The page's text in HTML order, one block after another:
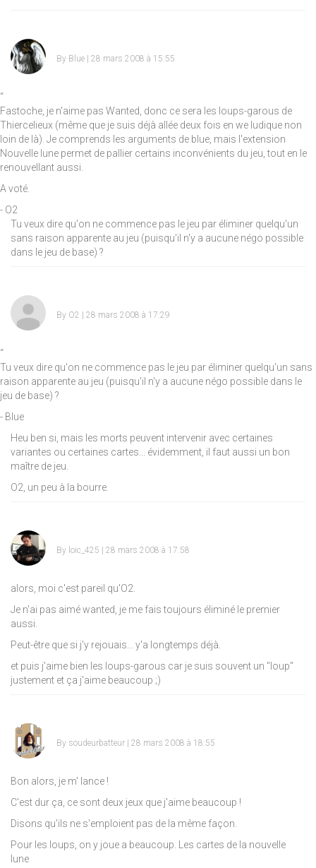
By Blue | 28 mars 2008 à 15:55
“
Fastoche, je n'aime pas Wanted, donc ce sera les loups-garous de
Thiercelieux (même que je suis déjà allée deux fois en we ludique non
loin de là). Je comprends les arguments de blue, mais l'extension
Nouvelle lune permet de pallier certains inconvénients du jeu, tout en le
renouvellant aussi.
A voté.
- O2
Tu veux dire qu'on ne commence pas le jeu par éliminer quelqu'un
sans raison apparente au jeu (puisqu'il n'y a aucune négo possible
dans le jeu de base) ?
By O2 | 28 mars 2008 à 17:29
“
Tu veux dire qu'on ne commence pas le jeu par éliminer quelqu'un sans
raison apparente au jeu (puisqu'il n'y a aucune négo possible dans le
jeu de base) ?
- Blue
Heu ben si, mais les morts peuvent intervenir avec certaines
variantes ou certaines cartes... évidemment, il faut aussi un bon
maître de jeu.
O2, un peu à la bourre.
By loic_425 | 28 mars 2008 à 17:58
alors, moi c'est pareil qu'O2.
Je n'ai pas aimé wanted, je me fais toujours éliminé le premier
aussi.
Peut-être que si j'y rejouais... y'a longtemps déjà.
et puis j'aime bien les loups-garous car je suis souvent un "loup"
justement et ça j'aime beaucoup ;)
By soudeurbatteur | 28 mars 2008 à 18:55
Bon alors, je m' lance !
C'est dur ça, ce sont deux jeux que j'aime beaucoup !
Disons qu'ils ne s'emploient pas de la même façon.
Pour les loups, on y joue a beaucoup. Les cartes de la nouvelle
lune